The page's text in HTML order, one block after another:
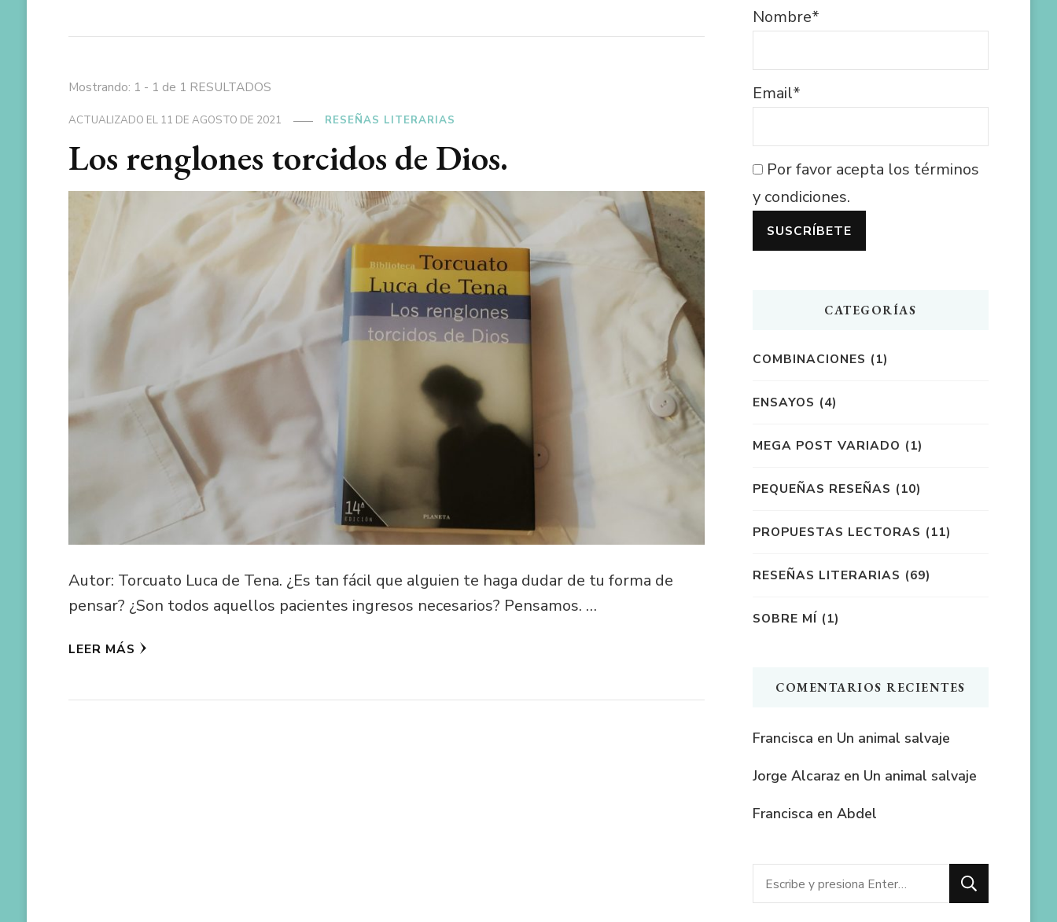
Mostrando: 1 - 1 de 1 RESULTADOS
ACTUALIZADO EL 11 DE AGOSTO DE 2021 RESEÑAS LITERARIAS
Los renglones torcidos de Dios.
Autor: Torcuato Luca de Tena. ¿Es tan fácil que alguien te haga dudar de tu forma de
pensar? ¿Son todos aquellos pacientes ingresos necesarios? Pensamos. …
LEER MÁS
Nombre*
Email*
Por favor acepta los términos
y condiciones.
CATEGORÍAS
COMBINACIONES (1)
ENSAYOS (4)
MEGA POST VARIADO (1)
PEQUEÑAS RESEÑAS (10)
PROPUESTAS LECTORAS (11)
RESEÑAS LITERARIAS (69)
SOBRE MÍ (1)
COMENTARIOS RECIENTES
Francisca en Un animal salvaje
Jorge Alcarazen Un animal salvaje
Francisca en Abdel
¿Buscas
algo?